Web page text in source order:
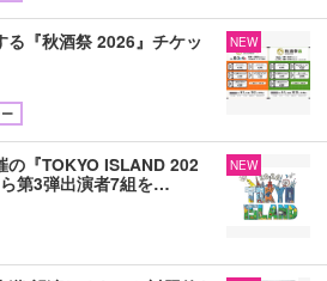
『秋酒祭 2026』チケッ
NEW
『TOKYO ISLAND 202
第3弾出演者7組を…
NEW